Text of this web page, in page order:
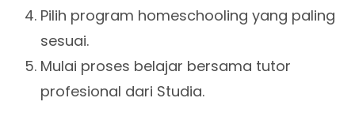
Pilih program homeschooling yang paling
sesuai.
Mulai proses belajar bersama tutor
profesional dari Studia.